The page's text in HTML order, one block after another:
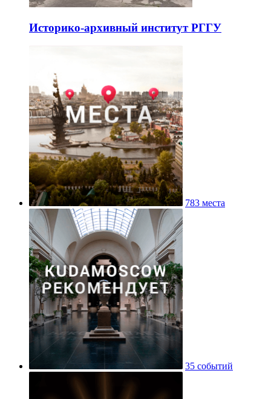
Историко-архивный институт РГГУ
783 места
35 событий